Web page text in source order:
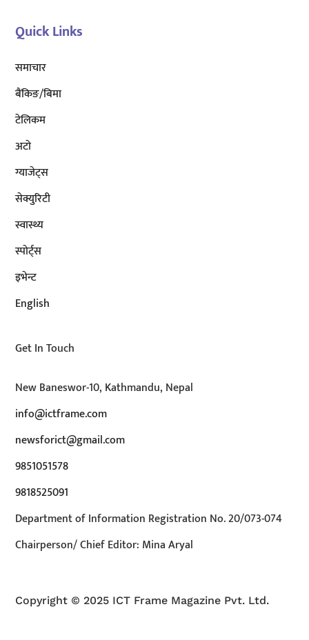
Quick Links
समाचार
बैंकिङ/बिमा
टेलिकम
अटाे
ग्याजेट्स
सेक्युरिटी
स्वास्थ्य
स्पोर्ट्स
इभेन्ट
English
Get In Touch
New Baneswor-10, Kathmandu, Nepal
info@ictframe.com
newsforict@gmail.com
9851051578
9818525091
Department of Information Registration No. 20/073-074
Chairperson/ Chief Editor: Mina Aryal
Copyright © 2025 ICT Frame Magazine Pvt. Ltd.